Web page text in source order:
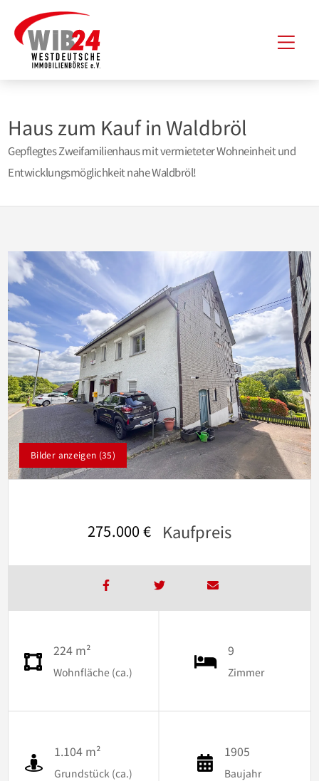
Inhalt
springen
Haus zum Kauf in Waldbröl
Gepflegtes Zweifamilienhaus mit vermieteter Wohneinheit und
Entwicklungsmöglichkeit nahe Waldbröl!
Bilder anzeigen (35)
275.000 € Kaufpreis
224 m²
Wohnfläche (ca.)
9
Zimmer
1.104 m²
Grundstück (ca.)
1905
Baujahr